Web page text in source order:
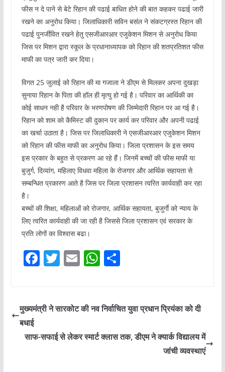
फीस न दे पाने से बेटे रिहान की पढाई बाधित होने की बात कहकर पढाई जारी
रखने का अनुरोध किया। जिलाधिकारी सविन बसंल ने संकटग्रस्त रिहान की
पढाई पुनर्जीवित रखने हेतु एसजीआरआर एजुकेशन मिशन से अनुरोध किया
जिस पर मिशन द्वारा स्कूल के प्रधानाध्यापक को रिहान की शतप्रतिशत फीस
माफी का पत्र जारी कर दिया।
विगत 25 जुलाई को रिहान की मा गजाला ने डीएम से मिलकर अपना दुखड़ा
सुनाया रिहान के पिता की हॉल ही मृत्यु हो गई है। परिवार का आर्थिकी का
कोई साधन नही है परिवार के भरणपोषण की जिम्मेदारी रिहान पर आ गई है।
रिहान को शाम को कैमिस्ट की दुकान पर कार्य कर परिवार और अपनी पढाई
का खर्चा उठाता है। जिस पर जिलाधिकारी ने एसजीआरआर एजुकेशन मिशन
को रिहान की फीस माफी का अनुरोध किया। जिला प्रशासन के इस समय
इस प्रकार के बहुत से प्रकरण आ रहे हैं। जिनमें बच्चों की फीस माफी या
बुजुर्ग, दिव्यांग, महिलाए विधवा महिला के रोजगार और आर्थिक सहायता से
सम्बन्धित प्रकारण आते है जिस पर जिला प्रशासन त्वरित कार्यवाही कर रहा
है।
बच्चों की शिक्षा, महिलाओं को रोजगार, आर्थिक सहायता, बुजुर्गाे को न्याय के
लिए त्वरित कार्यवाही की जा रही है जिससे जिला प्रशासन एवं सरकार के
प्रति लोगों का विश्वास बढा।
F
e
o
T
er
E
l
W
s
p
S
e
मुख्यमंत्री ने सारकोट की नव निर्वाचित युवा प्रधान प्रियंका को दी
बधाई
साफ-सफाई से लेकर स्मार्ट क्लास तक, डीएम ने क्यार्क विद्यालय में
जांची व्यवस्थाएं